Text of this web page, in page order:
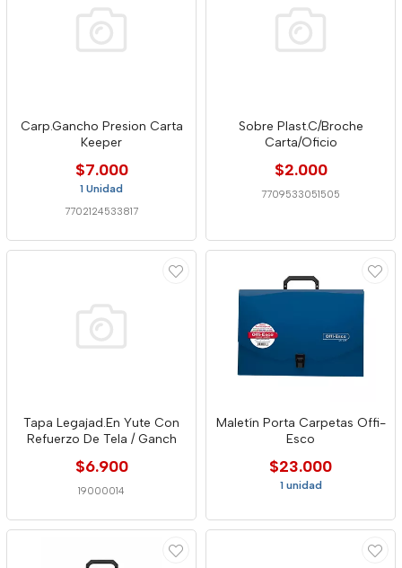
Carp.Gancho Presion Carta
Keeper
$7.000
1 Unidad
7702124533817
Sobre Plast.C/Broche
Carta/Oficio
$2.000
7709533051505
Tapa Legajad.En Yute Con
Refuerzo De Tela / Ganch
$6.900
19000014
Maletín Porta Carpetas Offi-
Esco
$23.000
1 unidad